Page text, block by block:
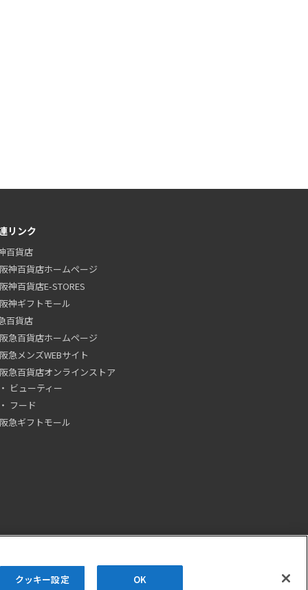
リンク
百貨店
阪神百貨店ホームページ
阪神百貨店E-STORES
阪神ギフトモール
百貨店
阪急百貨店ホームページ
阪急メンズWEBサイト
阪急百貨店オンラインストア
ビューティー
フード
阪急ギフトモール
クッキー設定 OK